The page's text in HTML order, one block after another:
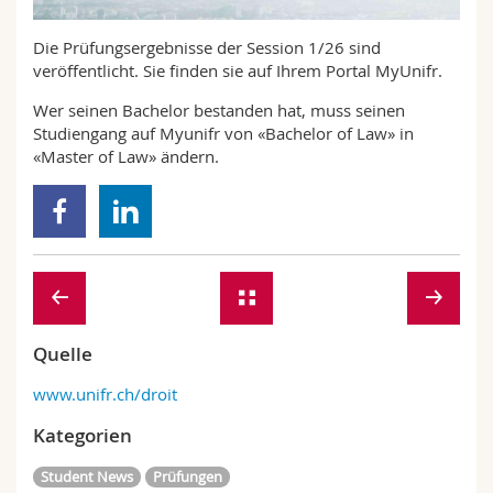
Math.-Nat. und Med. Fak.
Interfakultär
Mitarbeitende
Doktorierende
Webmail
Vorlesungsverzeichnis
MyUnifr
Die Prüfungsergebnisse der Session 1/26 sind
veröffentlicht. Sie finden sie auf Ihrem Portal MyUnifr.
Wer seinen Bachelor bestanden hat, muss seinen
Studiengang auf Myunifr von «Bachelor of Law» in
«Master of Law» ändern.
Quelle
www.unifr.ch/droit
Kategorien
Student News Prüfungen